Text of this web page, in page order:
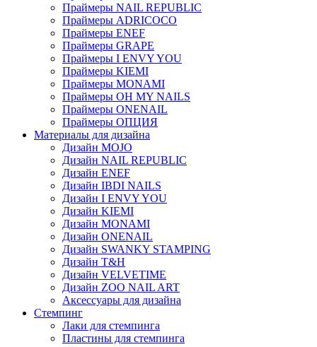
Праймеры NAIL REPUBLIC
Праймеры ADRICOCO
Праймеры ENEF
Праймеры GRAPE
Праймеры I ENVY YOU
Праймеры KIEMI
Праймеры MONAMI
Праймеры OH MY NAILS
Праймеры ONENAIL
Праймеры ОПЦИЯ
Материалы для дизайна
Дизайн MOJO
Дизайн NAIL REPUBLIC
Дизайн ENEF
Дизайн IBDI NAILS
Дизайн I ENVY YOU
Дизайн KIEMI
Дизайн MONAMI
Дизайн ONENAIL
Дизайн SWANKY STAMPING
Дизайн T&H
Дизайн VELVETIME
Дизайн ZOO NAIL ART
Аксессуары для дизайна
Стемпинг
Лаки для стемпинга
Пластины для стемпинга